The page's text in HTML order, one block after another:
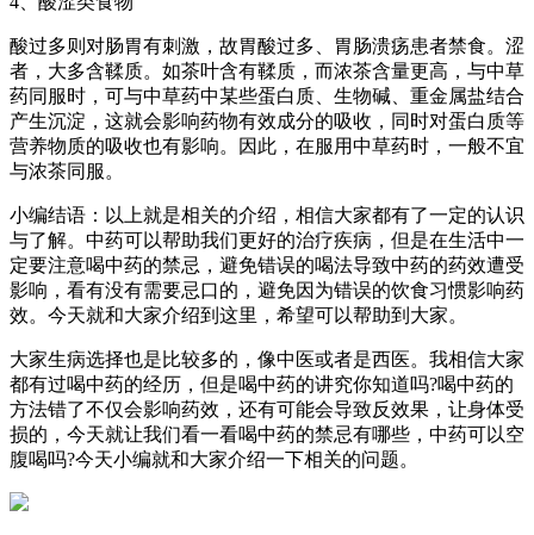
酸过多则对肠胃有刺激，故胃酸过多、胃肠溃疡患者禁食。涩
者，大多含鞣质。如茶叶含有鞣质，而浓茶含量更高，与中草
药同服时，可与中草药中某些蛋白质、生物碱、重金属盐结合
产生沉淀，这就会影响药物有效成分的吸收，同时对蛋白质等
营养物质的吸收也有影响。因此，在服用中草药时，一般不宜
与浓茶同服。
小编结语：以上就是相关的介绍，相信大家都有了一定的认识
与了解。中药可以帮助我们更好的治疗疾病，但是在生活中一
定要注意喝中药的禁忌，避免错误的喝法导致中药的药效遭受
影响，看有没有需要忌口的，避免因为错误的饮食习惯影响药
效。今天就和大家介绍到这里，希望可以帮助到大家。
大家生病选择也是比较多的，像中医或者是西医。我相信大家
都有过喝中药的经历，但是喝中药的讲究你知道吗?喝中药的
方法错了不仅会影响药效，还有可能会导致反效果，让身体受
损的，今天就让我们看一看喝中药的禁忌有哪些，中药可以空
腹喝吗?今天小编就和大家介绍一下相关的问题。